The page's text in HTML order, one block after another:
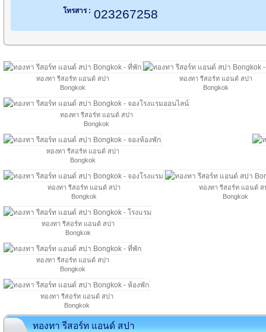
โทรสาร : 023267258
ทองทา รีสอร์ท แอนด์ สปา
Bongkok
ทองทา รีสอร์ท แอนด์ สปา
Bongkok
ทองทา รีสอร์ท แอนด์ สปา
Bongkok
ทองทา รีสอร์ท แอนด์ สปา
Bongkok
ทองทา รีสอร์ท แอนด์ สปา
Bongkok
ทองทา รีสอร์ท แอนด์ ส
Bongkok
ทองทา รีสอร์ท แอนด์ สปา
Bongkok
ทองทา รีสอร์ท แอนด์ สปา
Bongkok
ทองทา รีสอร์ท แอนด์ สปา
Bongkok
ทองทา รีสอร์ท แอนด์ สปา